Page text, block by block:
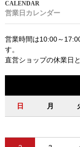
営業日カレンダー
営業時間は10:00～
す。
直営ショップの休業日
日 月